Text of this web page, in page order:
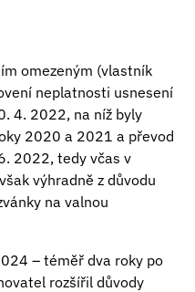
omezeným (vlastník
neplatnosti usnesení
4. 2022, na níž byly
2020 a 2021 a převod
2022, tedy včas v
výhradně z důvodu
na valnou
– téměř dva roky po
rozšířil důvody